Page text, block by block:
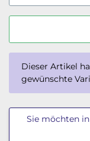
x
Dieser Artikel
gewünschte
Sie möchten